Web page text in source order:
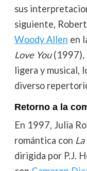
sus
siguiente,
Woody Allen en
Love You(1997),
ligera y musical,
diverso
Retorno a la
En 1997, Julia
romántica con
dirigida por P.J.